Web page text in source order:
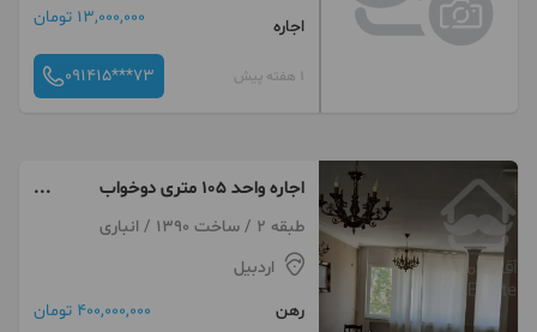
اجاره
13,000,000 تومان
1 هفته پیش 091415***73
اجاره واحد ۱۰۵ متری دوخواب
عطایی
طبقه 2 / ساخت 1390 / انباری
اردبیل
رهن
400,000,000 تومان